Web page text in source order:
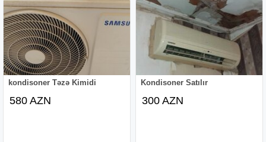
kondisoner Təzə Kimidi
580 AZN
Kondisoner Satılır
300 AZN